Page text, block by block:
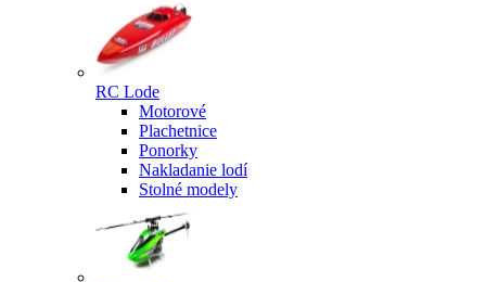
RC Lode
Motorové
Plachetnice
Ponorky
Nakladanie lodí
Stolné modely